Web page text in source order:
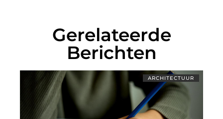
Gerelateerde
Berichten
ARCHITECTUUR